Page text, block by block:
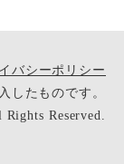
バシーポリシー
したものです。
Reserved.